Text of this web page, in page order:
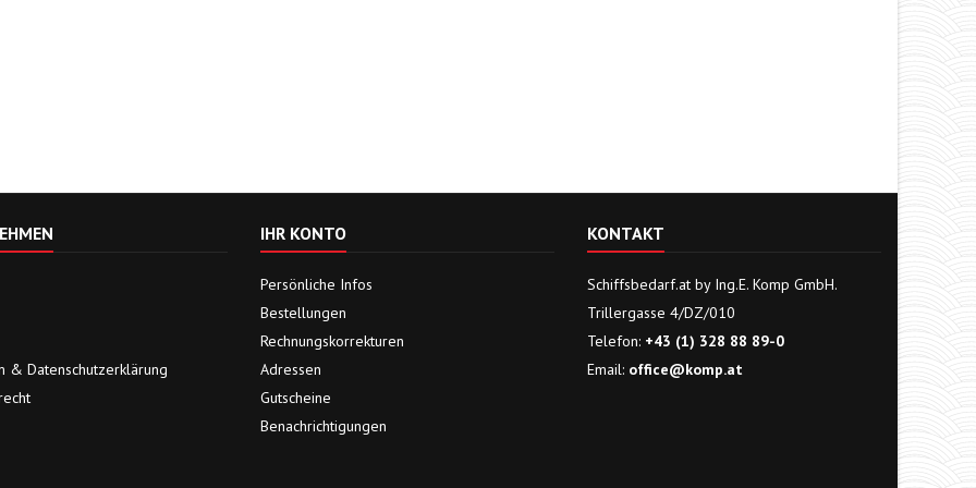
& Datenschutzerklärung
IHR KONTO
Persönliche Infos
Bestellungen
Rechnungskorrekturen
Adressen
Gutscheine
Benachrichtigungen
KONTAKT
Schiffsbedarf.at by Ing.E. Komp GmbH.
Trillergasse 4/DZ/010
Telefon: +43 (1) 328 88 89-0
Email: office@komp.at